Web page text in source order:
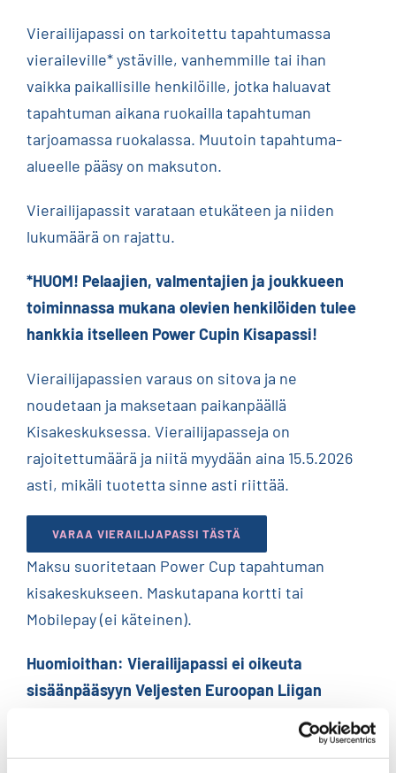
Vierailijapassi on tarkoitettu tapahtumassa
vieraileville* ystäville, vanhemmille tai ihan
vaikka paikallisille henkilöille, jotka haluavat
tapahtuman aikana ruokailla tapahtuman
tarjoamassa ruokalassa. Muutoin tapahtuma-
alueelle pääsy on maksuton.
Vierailijapassit varataan etukäteen ja niiden
lukumäärä on rajattu.
*HUOM! Pelaajien, valmentajien ja joukkueen
toiminnassa mukana olevien henkilöiden tulee
hankkia itselleen Power Cupin Kisapassi!
Vierailijapassien varaus on sitova ja ne
noudetaan ja maksetaan paikanpäällä
Kisakeskuksessa. Vierailijapasseja on
rajoitettumäärä ja niitä myydään aina 15.5.2026
asti, mikäli tuotetta sinne asti riittää.
VARAA VIERAILIJAPASSI TÄSTÄ
Maksu suoritetaan Power Cup tapahtuman
kisakeskukseen. Maskutapana kortti tai
Mobilepay (ei käteinen).
Huomioithan: Vierailijapassi ei oikeuta
sisäänpääsyyn Veljesten Euroopan Liigan
otteluun eikä Power Cupin päätösbileisiin.
HINNAT: